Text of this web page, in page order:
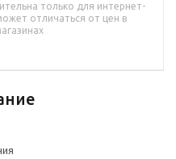
только для интернет-
отличаться от цен в